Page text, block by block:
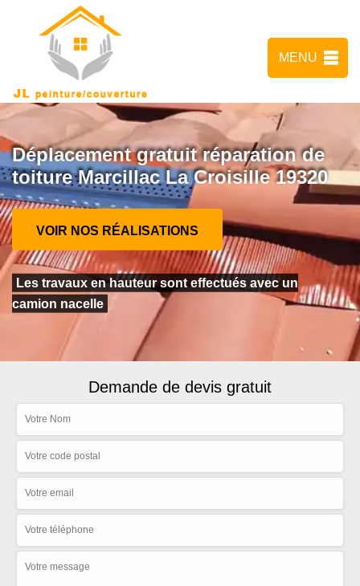
MENU
Déplacement gratuit réparation de
toiture Marcillac La Croisille 19320
VOIR NOS RÉALISATIONS
Les travaux en hauteur sont effectués avec un
camion nacelle
Demande de devis gratuit